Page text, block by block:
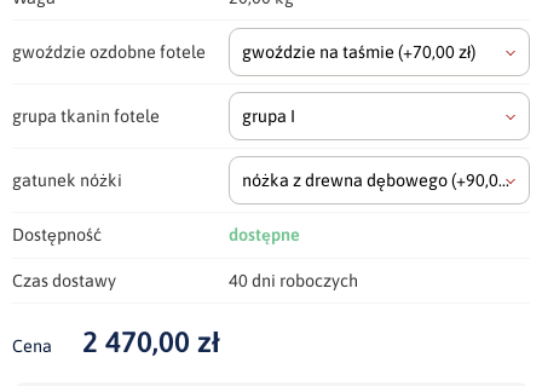
gwoździe ozdobne fotele gwoździe na taśmie (+70,00 zł)
grupa tkanin fotele grupa I
gatunek nóżki nóżka z drewna dębowego(+90,00 zł)
Dostępność dostępne
Czas dostawy 40 dni roboczych
Cena 2 470,00 zł